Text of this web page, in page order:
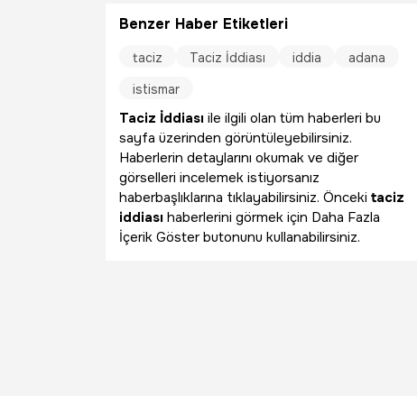
Benzer Haber Etiketleri
taciz Taciz İddiası iddia
adana
istismar
Taciz İddiası ile ilgili olan tüm haberleri bu
sayfa üzerinden görüntüleyebilirsiniz.
Haberlerin detaylarını okumak ve diğer
görselleri incelemek istiyorsanız
haberbaşlıklarına tıklayabilirsiniz. Önceki taciz
iddiası haberlerini görmek için Daha Fazla
İçerik Göster butonunu kullanabilirsiniz.